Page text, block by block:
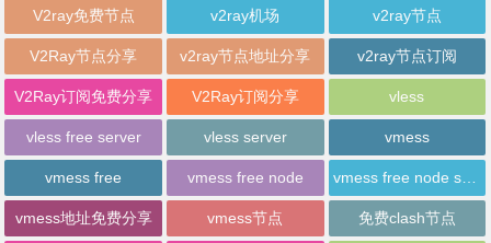
V2ray免费节点 v2ray机场 v2ray节点
V2Ray节点分享 v2ray节点地址分享 v2ray节点订阅
V2Ray订阅免费分享 V2Ray订阅分享 vless
vless free server vless server vmess
vmess free vmess free node vmess free node sharing
vmess地址免费分享 vmess节点 免费clash节点